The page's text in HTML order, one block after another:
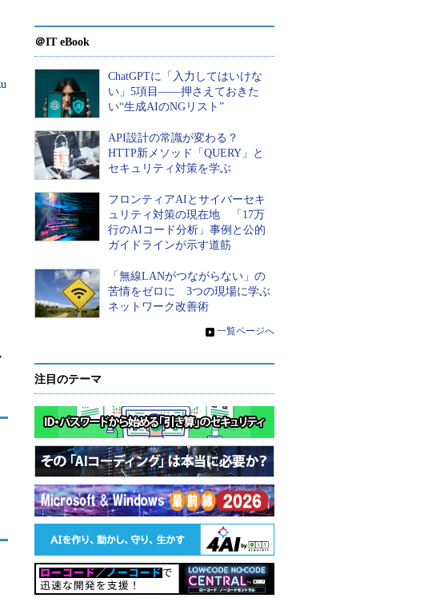
＠IT eBook
ChatGPTに「入力してはいけな
い」5項目――押さえておきた
い“生成AIのNGリスト”
API設計の常識が変わる？
HTTP新メソッド「QUERY」と
セキュリティ対策を学ぶ
フロンティアAIとサイバーセキ
ュリティ対策の現在地 「17万
行のAIコード分析」事例と公的
ガイドラインが示す道筋
「無線LANがつながらない」の
苦情をゼロに 3つの現場に学ぶ
ネットワーク改善術
» 一覧ページへ
注目のテーマ